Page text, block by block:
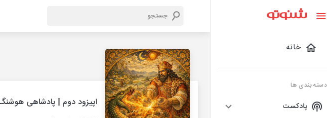
خانه
دسته بندی ها
پادکست
اپیزود دوم | پادشاهی